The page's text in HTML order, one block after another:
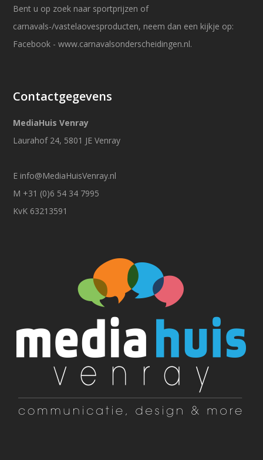
Bent u op zoek naar sportprijzen of
carnavals-/vastelaovesproducten, neem dan een kijkje op:
Facebook -www.carnavalsonderscheidingen.nl.
Contactgegevens
MediaHuis Venray
Laurahof 24, 5801 JE Venray
E info@MediaHuisVenray.nl
M +31 (0)6 54 34 7995
KvK 63213591